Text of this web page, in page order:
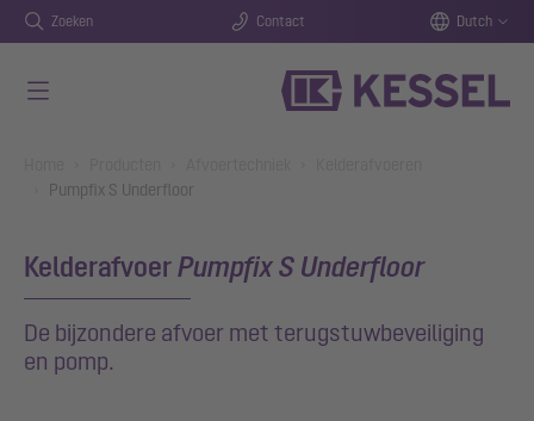
Zoeken Contact Dutch
Pumpfix S Underfloor
KelderafvoerPumpfix S Underfloor
De bijzondere afvoer met terugstuwbeveiliging
en pomp.